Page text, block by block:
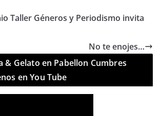
Taller Géneros y Periodismo invita
No te enojes…
& Gelato en Pabellon Cumbres
en You Tube